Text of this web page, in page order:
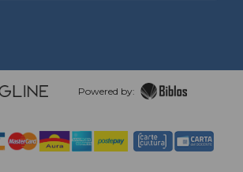
Powered by: